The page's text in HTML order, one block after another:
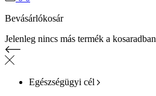
Bevásárlókosár
Jelenleg nincs más termék a kosaradban
Egészségügyi cél